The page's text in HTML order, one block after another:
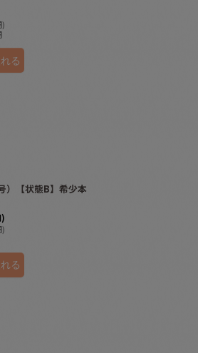
)
る
）【状態B】希少本
)
る